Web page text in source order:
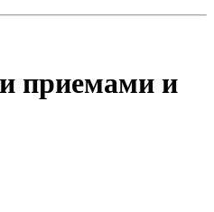
приемами и